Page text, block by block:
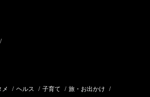
/
メ / ヘルス / 子育て / 旅・お出かけ /